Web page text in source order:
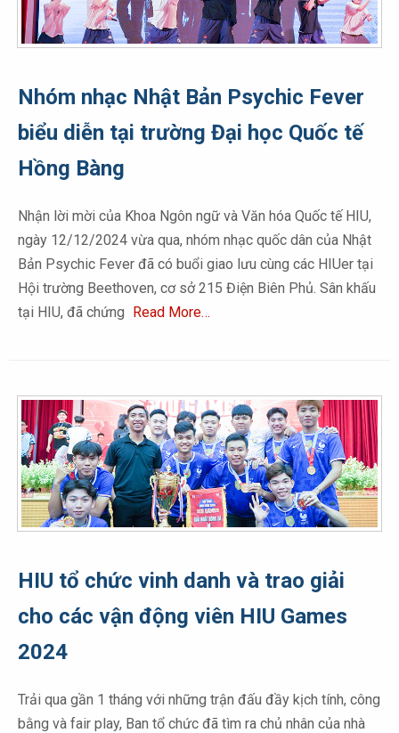
Nhóm nhạc Nhật Bản Psychic Fever
biểu diễn tại trường Đại học Quốc tế
Hồng Bàng
Nhận lời mời của Khoa Ngôn ngữ và Văn hóa Quốc tế HIU,
ngày 12/12/2024 vừa qua, nhóm nhạc quốc dân của Nhật
Bản Psychic Fever đã có buổi giao lưu cùng các HIUer tại
Hội trường Beethoven, cơ sở 215 Điện Biên Phủ. Sân khấu
tại HIU, đã chứng
Read More…
HIU tổ chức vinh danh và trao giải
cho các vận động viên HIU Games
2024
Trải qua gần 1 tháng với những trận đấu đầy kịch tính, công
bằng và fair play, Ban tổ chức đã tìm ra chủ nhân của nhà